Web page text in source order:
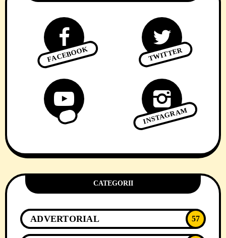
FACEBOOK TWITTER
INSTAGRAM
CATEGORII
ADVERTORIAL 57